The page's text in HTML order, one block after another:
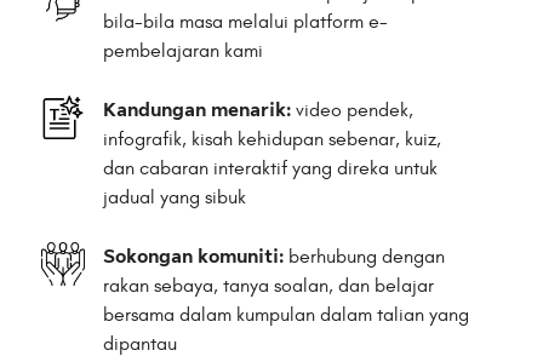
bila-bila masa melalui platform e-
pembelajaran kami
Kandungan menarik: video pendek,
infografik, kisah kehidupan sebenar, kuiz,
dan cabaran interaktif yang direka untuk
jadual yang sibuk
Sokongan komuniti: berhubung dengan
rakan sebaya, tanya soalan, dan belajar
bersama dalam kumpulan dalam talian yang
dipantau